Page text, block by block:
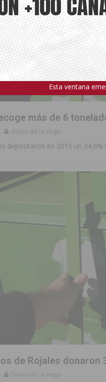
más de 6
Diario de la vega
depositaron en 2015 un
de Rojales donaron
Diario de la vega
Esta ventana